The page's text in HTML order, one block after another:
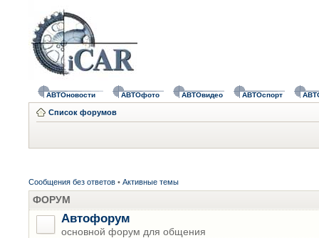
АВТОновости АВТОфото АВТОвидео АВТОспорт
Список форумов
Сообщения без ответов • Активные темы
ФОРУМ
Автофорум
основной форум для общения